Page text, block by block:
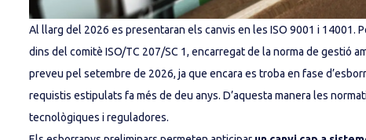
Al llarg del 2026 es presentaran els canvis en les ISO 9001 i 14001.
dins del comitè ISO/TC 207/SC 1, encarregat de la norma de gestió
preveu pel setembre de 2026, ja que encara es troba en fase
requistis estipulats fa més de deu anys. D’aquesta manera les
tecnològiques i reguladores.